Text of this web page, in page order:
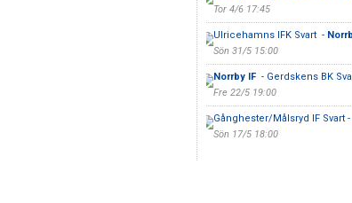
Tor 4/6 17:45
Ulricehamns IFK Svart -
Sön 31/5 15:00
Norrby IF - Gerdskens BK
Fre 22/5 19:00
Gånghester/Målsryd IF Svart -
Sön 17/5 18:00